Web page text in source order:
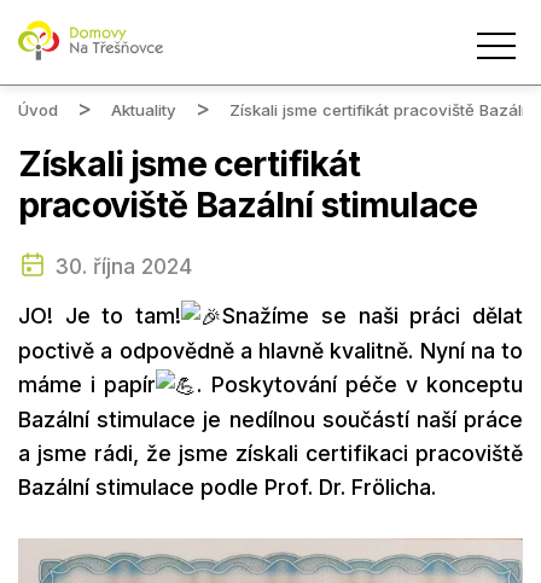
Úvod Aktuality Získali jsme certifikát pracoviště Bazální
Získali jsme certifikát
pracoviště Bazální stimulace
30. října 2024
JO! Je to tam!
Snažíme se naši práci dělat
poctivě a odpovědně a hlavně kvalitně. Nyní na to
máme i papír
. Poskytování péče v konceptu
Bazální stimulace je nedílnou součástí naší práce
a jsme rádi, že jsme získali certifikaci pracoviště
Bazální stimulace podle Prof. Dr. Frölicha.